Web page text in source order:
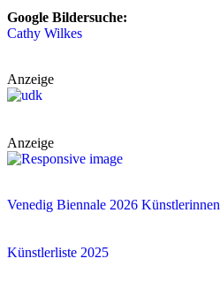
Google Bildersuche:
Cathy Wilkes
Anzeige
Anzeige
Venedig Biennale 2026 Künstlerinnen
Künstlerliste 2025